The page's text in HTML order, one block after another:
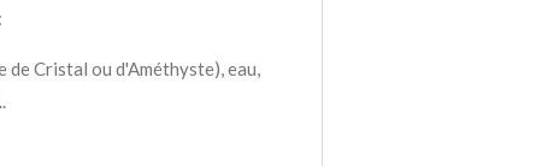
de Cristal ou d'Améthyste), eau,